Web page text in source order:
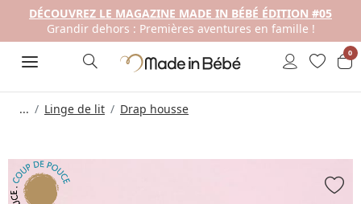
DÉCOUVREZ LE MAGAZINE MADE IN BÉBÉ ÉDITION #05
Grandir dehors : Premières aventures en famille !
0
... Linge de lit Drap housse